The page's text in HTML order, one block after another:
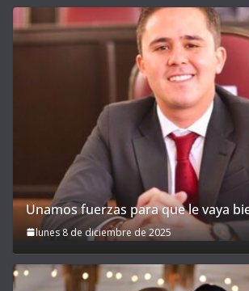
Unamos fuerzas para que le vaya
lunes 8 de diciembre de 2025